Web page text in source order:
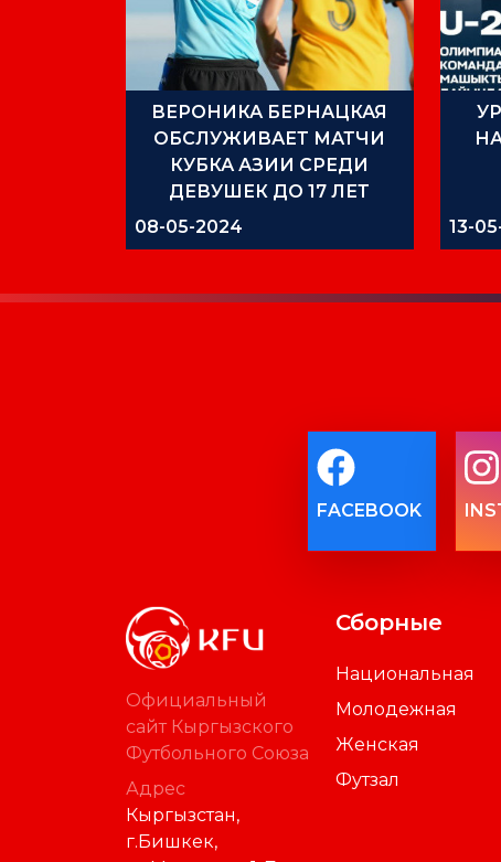
ВЕРОНИКА БЕРНАЦКАЯ
ОБСЛУЖИВАЕТ МАТЧИ
КУБКА АЗИИ СРЕДИ
ДЕВУШЕК ДО 17 ЛЕТ
08-05-2024
13-
FACEBOOK
Официальный
сайт Кыргызского
Футбольного Союза
Адрес
Кыргызстан,
г.Бишкек,
Сборные
Национальная
Молодежная
Женская
Футзал